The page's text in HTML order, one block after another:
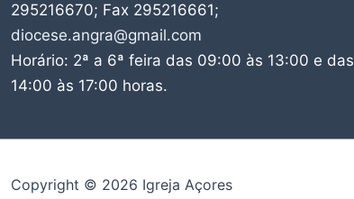
295216670; Fax 295216661;
diocese.angra@gmail.com
Horário: 2ª a 6ª feira das 09:00 às 13:00 e das
14:00 às 17:00 horas.
Copyright © 2026 Igreja Açores